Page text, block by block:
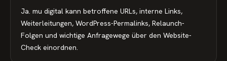
Ja. mu digital kann betroffene URLs, interne Links,
Weiterleitungen, WordPress-Permalinks, Relaunch-
Folgen und wichtige Anfragewege über den Website-
Check einordnen.